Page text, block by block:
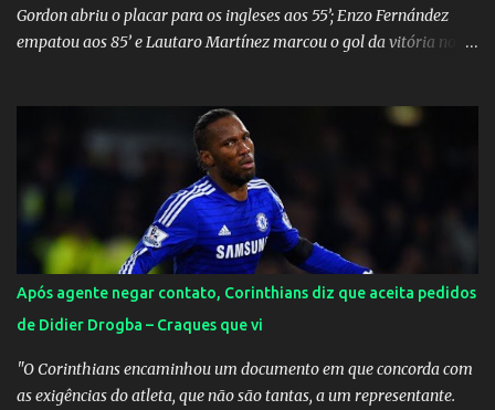
Gordon abriu o placar para os ingleses aos 55’; Enzo Fernández
empatou aos 85’ e Lautaro Martínez marcou o gol da vitória nos
Inglaterra durante o jogo.
Após agente negar contato, Corinthians diz que aceita pedidos
de Didier Drogba – Craques que vi
"O Corinthians encaminhou um documento em que concorda com
as exigências do atleta, que não são tantas, a um representante.